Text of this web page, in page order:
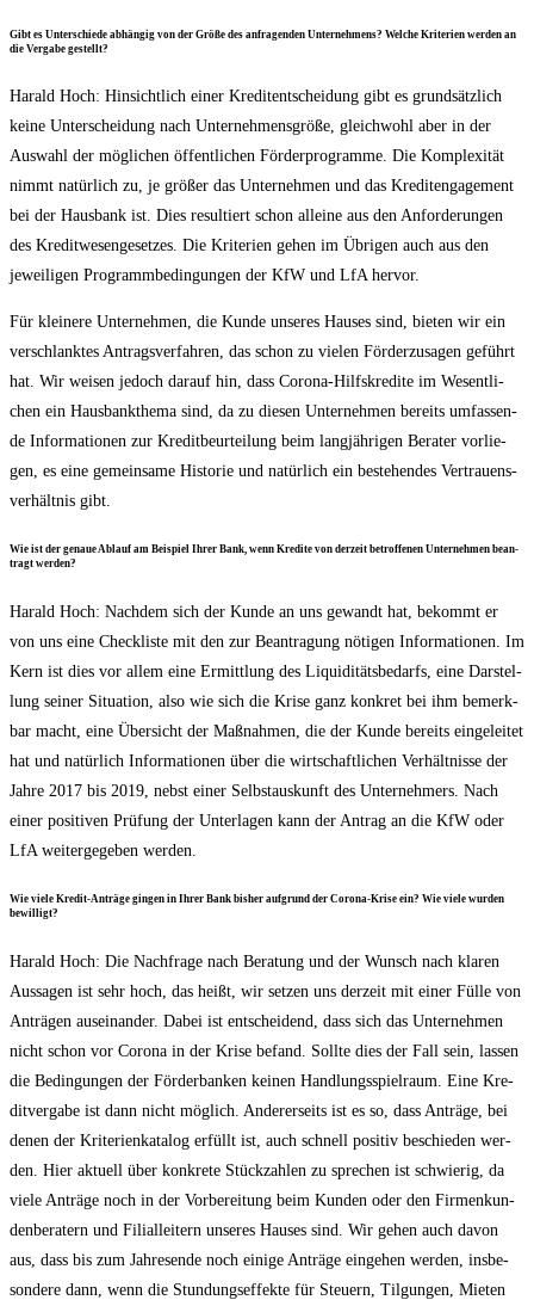
Gibt es Unter­schie­de abhän­gig von der Grö­ße des anfra­gen­den Unter­neh­mens? Wel­che Kri­te­ri­en wer­den an
die Ver­ga­be gestellt?
Harald Hoch: Hin­sicht­lich einer Kre­dit­ent­schei­dung gibt es grund­sätz­lich
kei­ne Unter­schei­dung nach Unter­neh­mens­grö­ße, gleich­wohl aber in der
Aus­wahl der mög­li­chen öffent­li­chen För­der­pro­gram­me. Die Kom­ple­xi­tät
nimmt natür­lich zu, je grö­ßer das Unter­neh­men und das Kre­dit­enga­ge­ment
bei der Haus­bank ist. Dies resul­tiert schon allei­ne aus den Anfor­de­run­gen
des Kre­dit­we­sen­ge­set­zes. Die Kri­te­ri­en gehen im Übri­gen auch aus den
jewei­li­gen Pro­gramm­be­din­gun­gen der KfW und LfA hervor.
Für klei­ne­re Unter­neh­men, die Kun­de unse­res Hau­ses sind, bie­ten wir ein
ver­schlank­tes Antrags­ver­fah­ren, das schon zu vie­len För­der­zu­sa­gen geführt
hat. Wir wei­sen jedoch dar­auf hin, dass Coro­na-Hilfs­kre­di­te im Wesent­li­
chen ein Haus­bank­the­ma sind, da zu die­sen Unter­neh­men bereits umfas­sen­
de Infor­ma­tio­nen zur Kre­dit­be­ur­tei­lung beim lang­jäh­ri­gen Bera­ter vor­lie­
gen, es eine gemein­sa­me His­to­rie und natür­lich ein bestehen­des Ver­trau­ens­
ver­hält­nis gibt.
Wie ist der genaue Ablauf am Bei­spiel Ihrer Bank, wenn Kre­di­te von der­zeit betrof­fe­nen Unter­neh­men bean­
tragt werden?
Harald Hoch: Nach­dem sich der Kun­de an uns gewandt hat, bekommt er
von uns eine Check­lis­te mit den zur Bean­tra­gung nöti­gen Infor­ma­tio­nen. Im
Kern ist dies vor allem eine Ermitt­lung des Liqui­di­täts­be­darfs, eine Dar­stel­
lung sei­ner Situa­ti­on, also wie sich die Kri­se ganz kon­kret bei ihm bemerk­
bar macht, eine Über­sicht der Maß­nah­men, die der Kun­de bereits ein­ge­lei­tet
hat und natür­lich Infor­ma­tio­nen über die wirt­schaft­li­chen Ver­hält­nis­se der
Jah­re 2017 bis 2019, nebst einer Selbst­aus­kunft des Unter­neh­mers. Nach
einer posi­ti­ven Prü­fung der Unter­la­gen kann der Antrag an die KfW oder
LfA wei­ter­ge­ge­ben werden.
Wie vie­le Kre­dit-Anträ­ge gin­gen in Ihrer Bank bis­her auf­grund der Coro­na-Kri­se ein? Wie vie­le wur­den
bewilligt?
Harald Hoch: Die Nach­fra­ge nach Bera­tung und der Wunsch nach kla­ren
Aus­sa­gen ist sehr hoch, das heißt, wir set­zen uns der­zeit mit einer Fül­le von
Anträ­gen aus­ein­an­der. Dabei ist ent­schei­dend, dass sich das Unter­neh­men
nicht schon vor Coro­na in der Kri­se befand. Soll­te dies der Fall sein, las­sen
die Bedin­gun­gen der För­der­ban­ken kei­nen Hand­lungs­spiel­raum. Eine Kre­
dit­ver­ga­be ist dann nicht mög­lich. Ande­rer­seits ist es so, dass Anträ­ge, bei
denen der Kri­te­ri­en­ka­ta­log erfüllt ist, auch schnell posi­tiv beschie­den wer­
den. Hier aktu­ell über kon­kre­te Stück­zah­len zu spre­chen ist schwie­rig, da
vie­le Anträ­ge noch in der Vor­be­rei­tung beim Kun­den oder den Fir­men­kun­
den­be­ra­tern und Fili­al­lei­tern unse­res Hau­ses sind. Wir gehen auch davon
aus, dass bis zum Jah­res­en­de noch eini­ge Anträ­ge ein­ge­hen wer­den, ins­be­
son­de­re dann, wenn die Stun­dungs­ef­fek­te für Steu­ern, Til­gun­gen, Mie­ten